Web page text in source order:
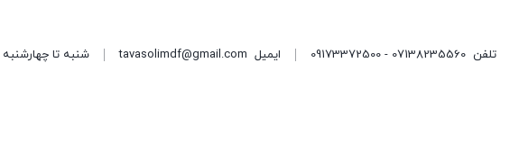
تلفن 07138235560 - 09173372500 ایمیل tavasolimdf@gmail.com شنبه تا چهارشنبه 8:00 الی 18:00 پنجشنبه 8:00 الی 13:00